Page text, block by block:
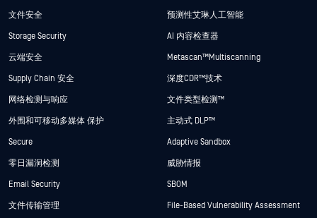
文件安全
Storage Security
云端安全
Supply Chain 安全
网络检测与响应
外围和可移动多媒体 保护
Secure
零日漏洞检测
Email Security
文件传输管理
预测性艾琳人工智能
AI 内容检查器
Metascan™ Multiscanning
深度CDR™技术
文件类型检测™
主动式 DLP™
Adaptive Sandbox
威胁情报
SBOM
File-Based Vulnerability Assessment